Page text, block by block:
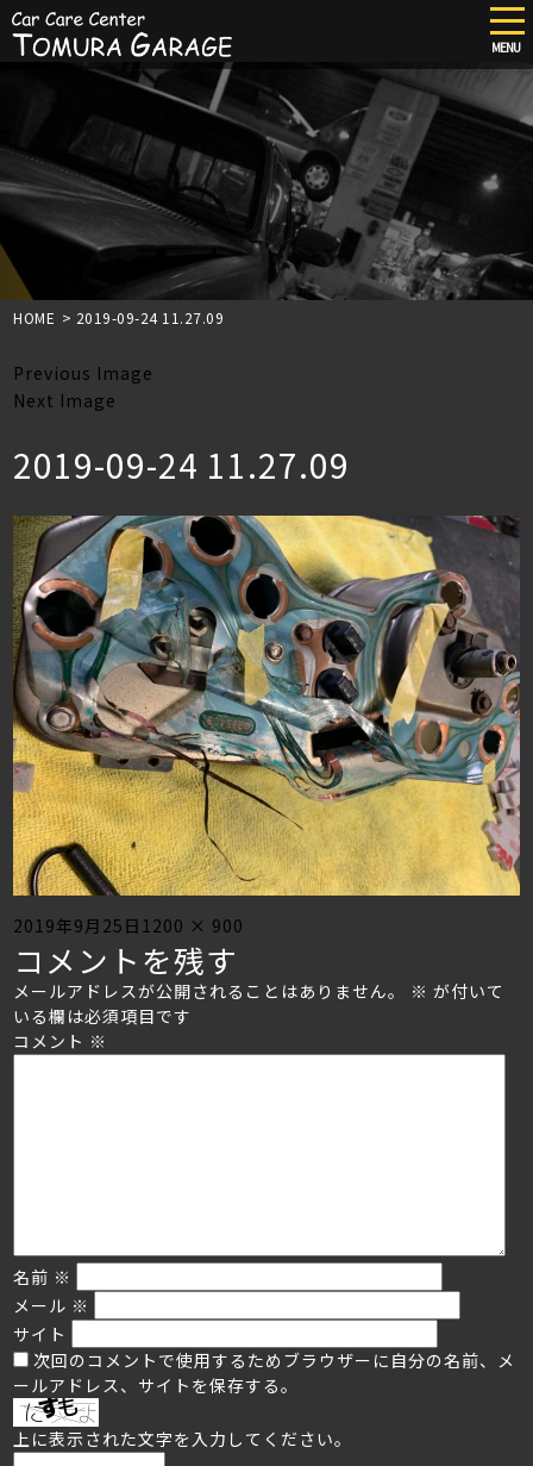
content
MENU
HOME > 2019-09-24 11.27.09
Previous Image
Next Image
2019-09-24 11.27.09
Posted
on
2019年9月25日 Full
size
1200 × 900
コメントを残す
メールアドレスが公開されることはありません。 ※ が付いて
いる欄は必須項目です
コメント ※
名前 ※
メール ※
サイト
次回のコメントで使用するためブラウザーに自分の名前、メ
ールアドレス、サイトを保存する。
上に表示された文字を入力してください。